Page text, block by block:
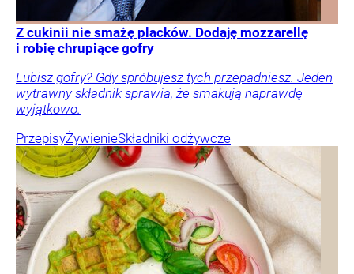
Z cukinii nie smażę placków. Dodaję mozzarellę
i robię chrupiące gofry
Lubisz gofry? Gdy spróbujesz tych przepadniesz. Jeden
wytrawny składnik sprawia, że smakują naprawdę
wyjątkowo.
PrzepisyŻywienieSkładniki odżywcze